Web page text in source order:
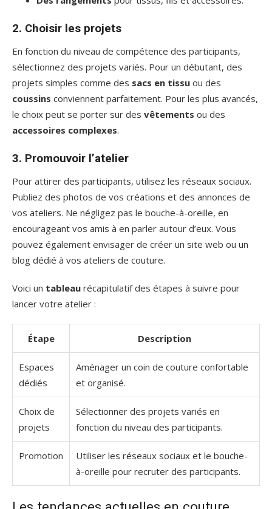
2. Choisir les projets
En fonction du niveau de compétence des participants,
sélectionnez des projets variés. Pour un débutant, des
projets simples comme des sacs en tissu ou des
coussins conviennent parfaitement. Pour les plus avancés,
le choix peut se porter sur des vêtements ou des
accessoires complexes.
3. Promouvoir l’atelier
Pour attirer des participants, utilisez les réseaux sociaux.
Publiez des photos de vos créations et des annonces de
vos ateliers. Ne négligez pas le bouche-à-oreille, en
encourageant vos amis à en parler autour d’eux. Vous
pouvez également envisager de créer un site web ou un
blog dédié à vos ateliers de couture.
Voici un tableau récapitulatif des étapes à suivre pour
lancer votre atelier :
Étape Description
Espaces
dédiés
Aménager un coin de couture confortable
et organisé.
Choix de
projets
Sélectionner des projets variés en
fonction du niveau des participants.
Promotion
Utiliser les réseaux sociaux et le bouche-
à-oreille pour recruter des participants.